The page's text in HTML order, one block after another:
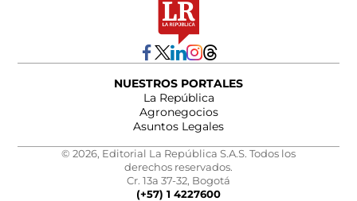
NUESTROS PORTALES
La República
Agronegocios
Asuntos Legales
© 2026, Editorial La República S.A.S. Todos los
derechos reservados.
Cr. 13a 37-32, Bogotá
(+57) 1 4227600